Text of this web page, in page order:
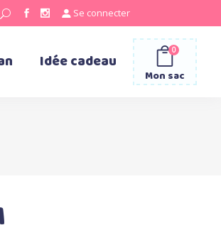
Se connecter
Idée cadeau
Mon sac
0